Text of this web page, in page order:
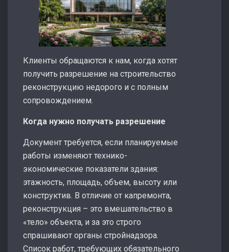
Клиенты обращаются к нам, когда хотят
получить разрешение на строительство
реконструкцию недорого и с полным
сопровождением.
Когда нужно получать разрешение
Документ требуется, если планируемые
работы изменяют технико-
экономические показатели здания:
этажность, площадь, объем, высоту или
конструктив. В отличие от капремонта,
реконструкция – это вмешательство в
«тело» объекта, и за это строго
спрашивают органы стройнадзора.
Список работ, требующих обязательного